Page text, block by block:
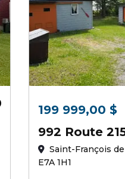
Ajouter au
199 999,00 $
992 Route
Saint-François
E7A 1H1